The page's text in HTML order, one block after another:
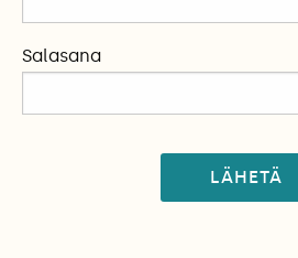
Salasana
LÄHETÄ